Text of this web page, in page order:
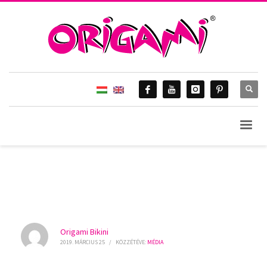
Origami Bikini
2019. MÁRCIUS 25 / KÖZZÉTÉVE: MÉDIA